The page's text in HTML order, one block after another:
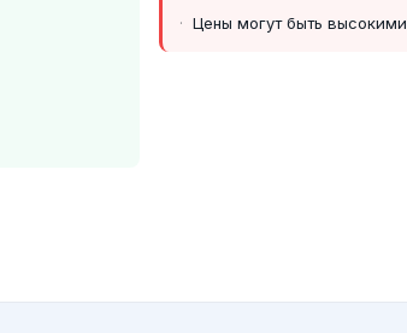
Цены могут быть высокими